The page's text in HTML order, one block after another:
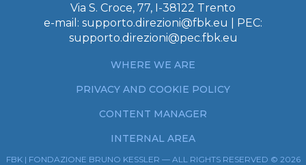
Via S. Croce, 77, I-38122 Trento
e-mail: supporto.direzioni@fbk.eu
| PEC:
supporto.direzioni@pec.fbk.eu
WHERE WE ARE
PRIVACY AND COOKIE POLICY
CONTENT MANAGER
INTERNAL AREA
FBK | FONDAZIONE BRUNO KESSLER — ALL RIGHTS RESERVED © 2026